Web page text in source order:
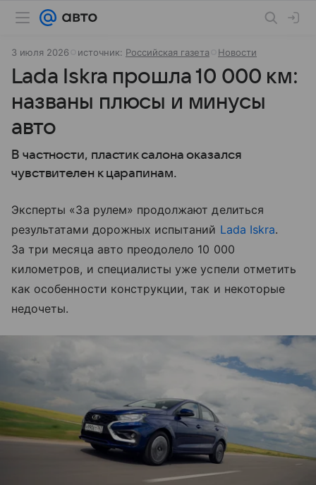
3 июля 2026 источник: Российская газета Новости
Lada Iskra прошла 10 000 км:
названы плюсы и минусы
авто
В частности, пластик салона оказался
чувствителен к царапинам.
Эксперты «За рулем» продолжают делиться
результатами дорожных испытаний Lada Iskra.
За три месяца авто преодолело 10 000
километров, и специалисты уже успели отметить
как особенности конструкции, так и некоторые
недочеты.